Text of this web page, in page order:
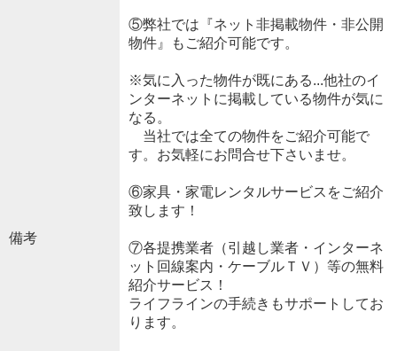
備考
⑤弊社では『ネット非掲載物件・非公開
物件』もご紹介可能です。
※気に入った物件が既にある...他社のイ
ンターネットに掲載している物件が気に
なる。
当社では全ての物件をご紹介可能で
す。お気軽にお問合せ下さいませ。
⑥家具・家電レンタルサービスをご紹介
致します！
⑦各提携業者（引越し業者・インターネ
ット回線案内・ケーブルＴＶ）等の無料
紹介サービス！
ライフラインの手続きもサポートしてお
ります。